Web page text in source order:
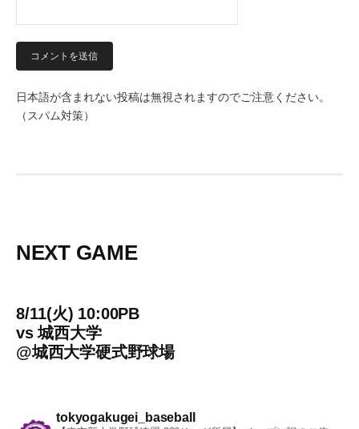
日本語が含まれない投稿は無視されますのでご注意ください。
（スパム対策）
NEXT GAME
8/11(火) 10:00PB
vs城西大学
@城西大学硬式野球場
tokyogakugei_baseball